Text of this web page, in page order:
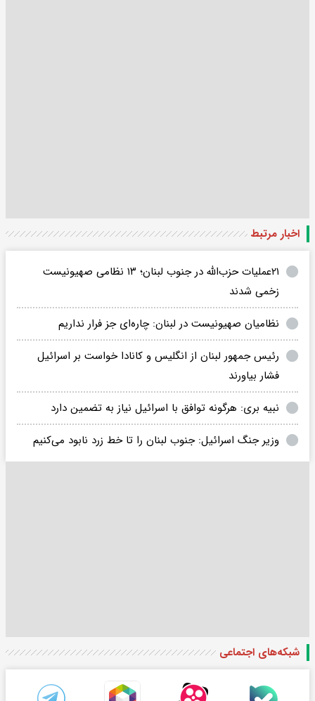
اخبار مرتبط
۲۱عملیات حزب‌الله در جنوب لبنان؛ ۱۳ نظامی صهیونیست
زخمی شدند
نظامیان صهیونیست در لبنان: چاره‌ای جز فرار نداریم
رئیس جمهور لبنان از انگلیس و کانادا خواست بر اسرائیل
فشار بیاورند
نبیه بری: هرگونه توافق با اسرائیل نیاز به تضمین دارد
وزیر جنگ اسرائیل: جنوب لبنان را تا خط زرد نابود می‌کنیم
شبکه‌های اجتماعی